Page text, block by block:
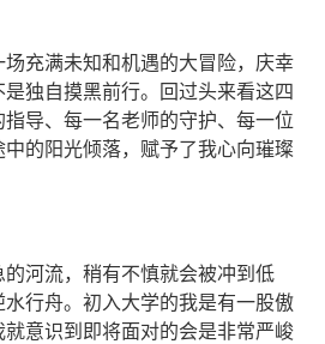
充满未知和机遇的大冒险，庆幸
独自摸黑前行。回过头来看这四
导、每一名老师的守护、每一位
的阳光倾落，赋予了我心向璀璨
河流，稍有不慎就会被冲到低
行舟。初入大学的我是有一股傲
意识到即将面对的会是非常严峻